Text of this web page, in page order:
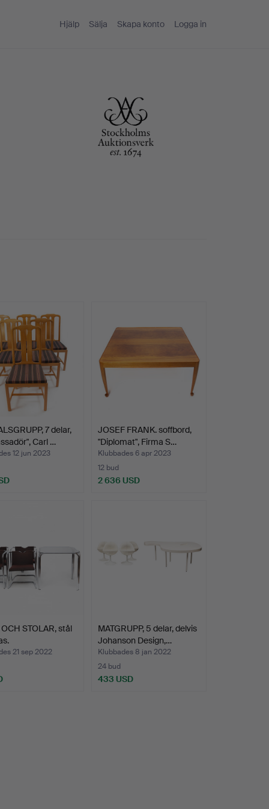
Hjälp Sälja Skapa konto Logga in
7 delar,
Carl …
12 jun 2023
JOSEF FRANK. soffbord,
"Diplomat", Firma S…
Klubbades 6 apr 2023
12 bud
2 636 USD
STOLAR, stål
21 sep 2022
MATGRUPP, 5 delar, delvis
Johanson Design,…
Klubbades 8 jan 2022
24 bud
433 USD